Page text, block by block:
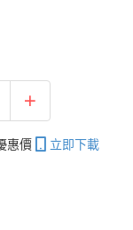
惠價 立即下載